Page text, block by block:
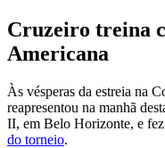
Cruzeiro treina
Americana
Às vésperas da estreia na
reapresentou na manhã
II, em Belo Horizonte, e fez
do torneio.